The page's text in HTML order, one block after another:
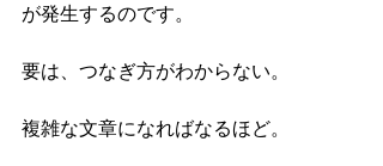
が発生するのです。
要は、つなぎ方がわからない。
複雑な文章になればなるほど。